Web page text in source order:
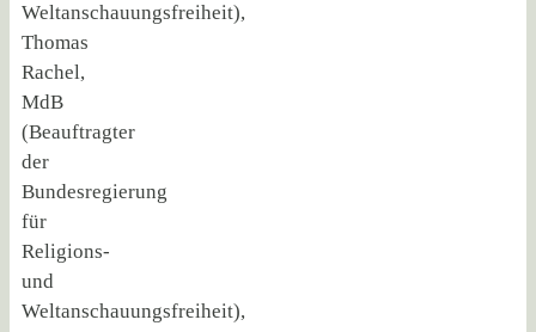
Weltanschauungsfreiheit),
Thomas
Rachel,
MdB
(Beauftragter
der
Bundesregierung
für
Religions-
und
Weltanschauungsfreiheit),